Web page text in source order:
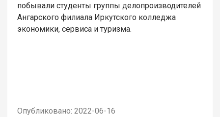
побывали студенты группы делопроизводителей
Ангарского филиала Иркутского колледжа
экономики, сервиса и туризма.
Опубликовано: 2022-06-16